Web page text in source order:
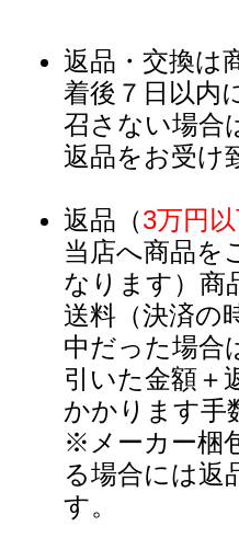
返品・交換は
着後７日以内
召さない場合
返品をお受け
返品（3万円
当店へ商品を
なります）商
送料（決済の
中だった場合
引いた金額＋
かかります手
※メーカー梱
る場合には返
す。